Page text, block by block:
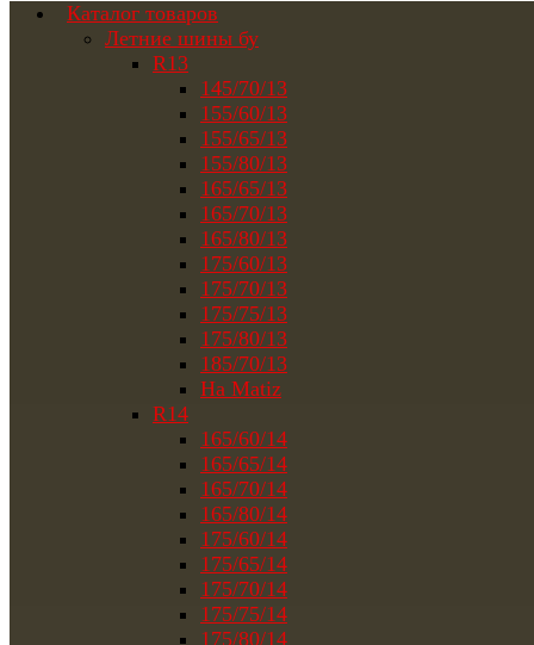
Каталог товаров
Летние шины бу
R13
145/70/13
155/60/13
155/65/13
155/80/13
165/65/13
165/70/13
165/80/13
175/60/13
175/70/13
175/75/13
175/80/13
185/70/13
На Matiz
R14
165/60/14
165/65/14
165/70/14
165/80/14
175/60/14
175/65/14
175/70/14
175/75/14
175/80/14